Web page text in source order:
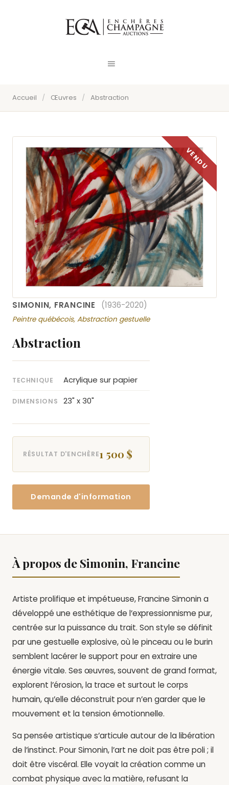
Accueil / Œuvres / Abstraction
SIMONIN, FRANCINE (1936-2020)
Peintre québécois, Abstraction gestuelle
Abstraction
TECHNIQUE Acrylique sur papier
DIMENSIONS 23" x 30"
RÉSULTAT D'ENCHÈRE1 500 $
Demande d'information
À propos de Simonin, Francine
Artiste prolifique et impétueuse,Francine Simonin a
développé une esthétique de l’expressionnisme pur,
centrée sur la puissance du trait. Son style se définit
par une gestuelle explosive,où le pinceau ou le burin
semblent lacérer le support pour en extraire une
énergie vitale. Ses œuvres,souvent de grand format,
explorent l’érosion,la trace et surtout le corps
humain,qu’elle déconstruit pour n’en garder que le
mouvement et la tension émotionnelle.
Sa pensée artistique s’articule autour de lalibération
de l’instinct. Pour Simonin,l’art ne doit pas être poli ; il
doit être viscéral. Elle voyait la création comme un
combat physique avec la matière,refusant la